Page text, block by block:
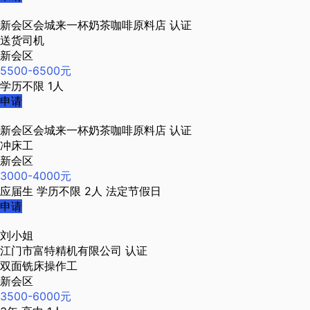
新会区会城来一杯奶茶咖啡原料店 认证
送货司机
新会区
5500-6500元
学历不限 1人
申请
新会区会城来一杯奶茶咖啡原料店 认证
冲床工
新会区
3000-4000元
应届生 学历不限 2人 法定节假日
申请
刘小姐
江门市富特精机有限公司 认证
双面铣床操作工
新会区
3500-6000元